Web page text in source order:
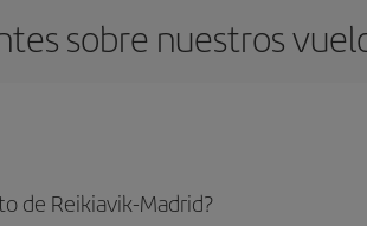
sobre nuestros
de Reikiavik-Madrid?